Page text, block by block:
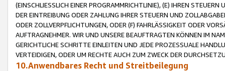
(EINSCHLIESSLICH EINER PROGRAMMRICHTLINIE), (E) IHREN
DER EINTREIBUNG ODER ZAHLUNG IHRER STEUERN UND
ODER ZOLLVERPFLICHTUNGEN, ODER (F) FAHRLÄSSIGKEIT ODER
AUFTRAGNEHMER. WIR UND UNSERE BEAUFTRAGTEN KÖNNEN IM
GERICHTLICHE SCHRITTE EINLEITEN UND JEDE PROZESSUALE
VERTEIDIGEN, ODER UM RECHTE AUCH ZUM ZWECK DER
10.Anwendbares Recht und Streitbeilegung